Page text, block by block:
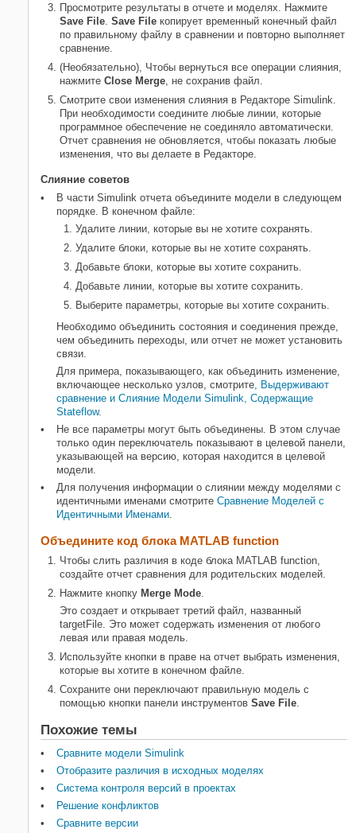
Просмотрите результаты в отчете и моделях. Нажмите
Save File Save File копирует временный конечный файл
по правильному файлу в сравнении и повторно выполняет
сравнение.
(Необязательно), Чтобы вернуться все операции слияния,
нажмите Close Merge , не сохранив файл.
Смотрите свои изменения слияния в Редакторе Simulink.
При необходимости соедините любые линии, которые
программное обеспечение не соединяло автоматически.
Отчет сравнения не обновляется, чтобы показать любые
изменения, что вы делаете в Редакторе.
Слияние советов
В части Simulink отчета объедините модели в следующем
порядке. В конечном файле:
Удалите линии, которые вы не хотите сохранять.
Удалите блоки, которые вы не хотите сохранять.
Добавьте блоки, которые вы хотите сохранить.
Добавьте линии, которые вы хотите сохранить.
Выберите параметры, которые вы хотите сохранить.
Необходимо объединить состояния и соединения прежде,
чем объединить переходы, или отчет не может установить
связи.
Для примера, показывающего, как объединить изменение,
включающее несколько узлов, смотрите , Выдерживают
сравнение и Слияние Модели Simulink, Содержащие
Stateflow.
Не все параметры могут быть объединены. В этом случае
только один переключатель показывают в целевой панели,
указывающей на версию, которая находится в целевой
модели.
Для получения информации о слиянии между моделями с
идентичными именами смотрите Сравнение Моделей с
Идентичными Именами
Объедините код блока MATLAB function
Чтобы слить различия в коде блока MATLAB function,
создайте отчет сравнения для родительских моделей.
Нажмите кнопку Merge Mode
Это создает и открывает третий файл, названный
targetFile. Это может содержать изменения от любого
левая или правая модель.
Используйте кнопки в праве на отчет выбрать изменения,
которые вы хотите в конечном файле.
Сохраните они переключают правильную модель с
помощью кнопки панели инструментов Save File
Похожие темы
Сравните модели Simulink
Отобразите различия в исходных моделях
Система контроля версий в проектах
Решение конфликтов
Сравните версии